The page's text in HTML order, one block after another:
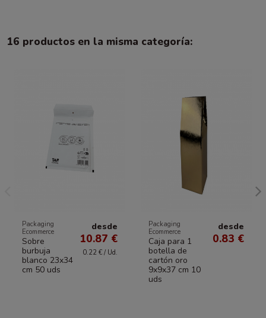
16 productos en la misma categoría:
Packaging
Ecommerce
Sobre
burbuja
blanco 23x34
cm 50 uds
desde
10.87 €
0.22 € / Ud.
Packaging
Ecommerce
Caja para 1
botella de
cartón oro
9x9x37 cm 10
uds
desde
0.83 €